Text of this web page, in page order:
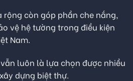
rộng còn góp phần che nắng,
vệ hệ tường trong điều kiện
Nam.
luôn là lựa chọn được nhiều
dựng biệt thự.